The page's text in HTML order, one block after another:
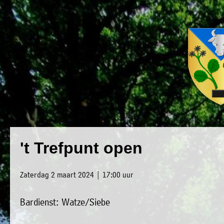
't Trefpunt open
Zaterdag 2 maart 2024 | 17:00 uur
Bardienst: Watze/Siebe
Welkom
Nieuws
Luxwoude.net
website@luxwoude.net
Plaatselijk
dit
moment